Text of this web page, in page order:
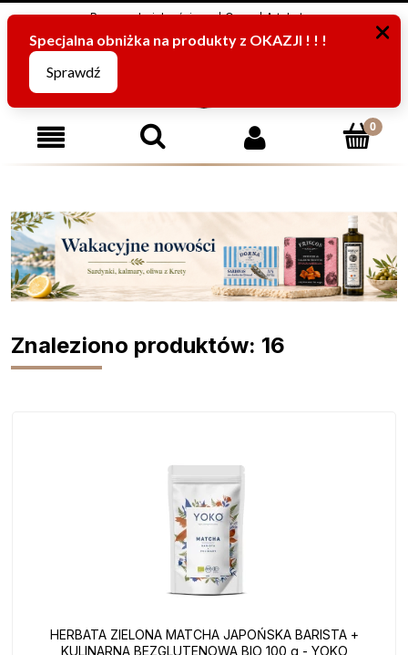
Program Lojalnościowy O nas Artykuły
795816067 (pn-pt od 8:00 -15:00)
Znaleziono produktów: 16
HERBATA ZIELONA MATCHA JAPOŃSKA BARISTA +
KULINARNA BEZGLUTENOWA BIO 100 g - YOKO